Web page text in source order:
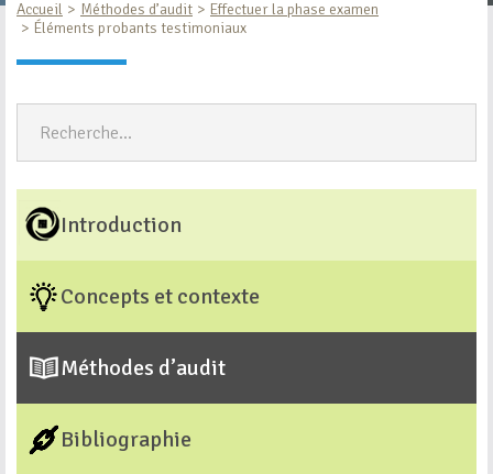
Accueil Méthodes d’audit
Effectuer la phase examen
Éléments probants testimoniaux
Introduction
Concepts et contexte
Méthodes d’audit
Bibliographie